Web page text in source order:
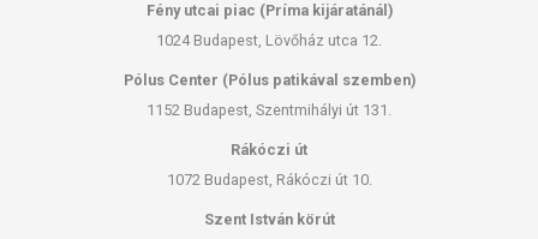
Fény utcai piac (Príma kijáratánál)
1024 Budapest, Lövőház utca 12.
Pólus Center (Pólus patikával szemben)
1152 Budapest, Szentmihályi út 131.
Rákóczi út
1072 Budapest, Rákóczi út 10.
Szent István körút